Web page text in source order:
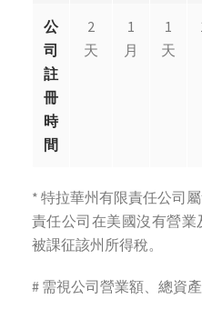
公
司
註
冊
時
間
2
天
1
月
1
天
* 特拉華州有限責任公司
責任公司在美國沒有營
被課征該州所得稅。
# 需視公司營業額、總資